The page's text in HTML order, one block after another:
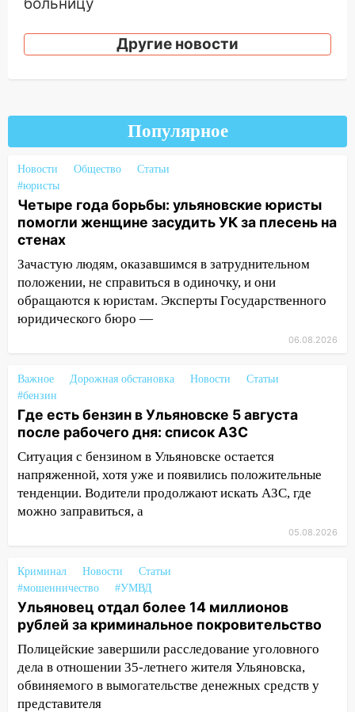
15:59 Ульяновец отдал более 14
миллионов рублей за криминальное
летнего мопедиста
15:00 В Ульяновске после тройного ДТП
госпитализировали 25-летнего байкера
14:32
надвигается жара
14:08
Фруктовой
13:30 В Димитровграде на улице
Трудовой горело здание
Водитель без прав врезался в
12:37
велосипеде и попал под колеса
12:18 Вспыхнул изнутри: в
Железнодорожном районе горела дача
11:33 В Засвияжье под колёса авто
попал мужчина
В Радищевском районе сгорели
11:00 В Канадее горел жилой дом
10:18 Губернатор Ульяновской области:
уничтожено четыре беспилотника в
регионе
10:00 В Ульяновске дотла сгорел
легковой автомобиль
Другие новости
Популярное
Новости Общество
Статьи
#юристы
Четыре года борьбы: ульяновские юристы
помогли женщине засудить УК за плесень на
стенах
Зачастую людям, оказавшимся в затруднительном
положении, не справиться в одиночку, и они
обращаются к юристам. Эксперты Государственного
юридического бюро —
06.08.2026
Важное Дорожная обстановка Новости
Статьи
#бензин
Где есть бензин в Ульяновске 5 августа
после рабочего дня: список АЗС
Ситуация с бензином в Ульяновске остается
напряженной, хотя уже и появились положительные
тенденции. Водители продолжают искать АЗС, где
можно заправиться, а
05.08.2026
Криминал Новости
Статьи
#мошенничество
#УМВД
Ульяновец отдал более 14 миллионов
рублей за криминальное покровительство
Полицейские завершили расследование уголовного
дела в отношении 35-летнего жителя Ульяновска,
обвиняемого в вымогательстве денежных средств у
представителя